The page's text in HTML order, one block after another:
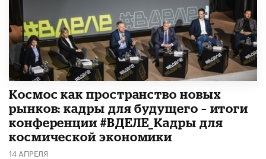
Космос как пространство новых
рынков: кадры для будущего – итоги
конференции #ВДЕЛЕ_Кадры для
космической экономики
14 АПРЕЛЯ